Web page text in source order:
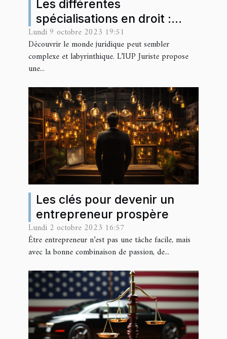
Les différentes
spécialisations en droit :
l'approche de l'IUP Juriste
Lundi 9 octobre 2023 19:51
Découvrir le monde juridique peut sembler
complexe et labyrinthique. L’IUP Juriste propose
une...
Les clés pour devenir un
entrepreneur prospère
Lundi 2 octobre 2023 16:57
Être entrepreneur n’est pas une tâche facile, mais
avec la bonne combinaison de passion, de...